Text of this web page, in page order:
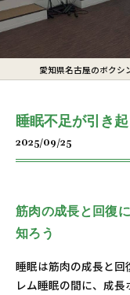
睡眠不足が引き
2025/09/25
筋肉の成長と回復
知ろう
睡眠は筋肉の成長と回
レム睡眠の間に、成